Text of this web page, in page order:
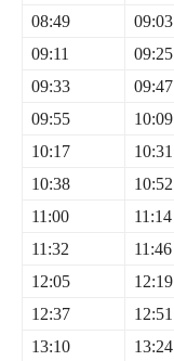
08:49
09:03
09:11
09:25
09:33
09:47
09:55
10:09
10:17
10:31
10:38
10:52
11:00
11:14
11:32
11:46
12:05
12:19
12:37
12:51
13:10
13:24